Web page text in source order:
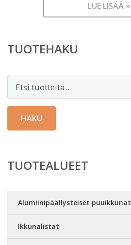
LUE LISÄÄ »
TUOTEHAKU
HAKU
TUOTEALUEET
Alumiinipäällysteiset puuikkunat
Ikkunalistat